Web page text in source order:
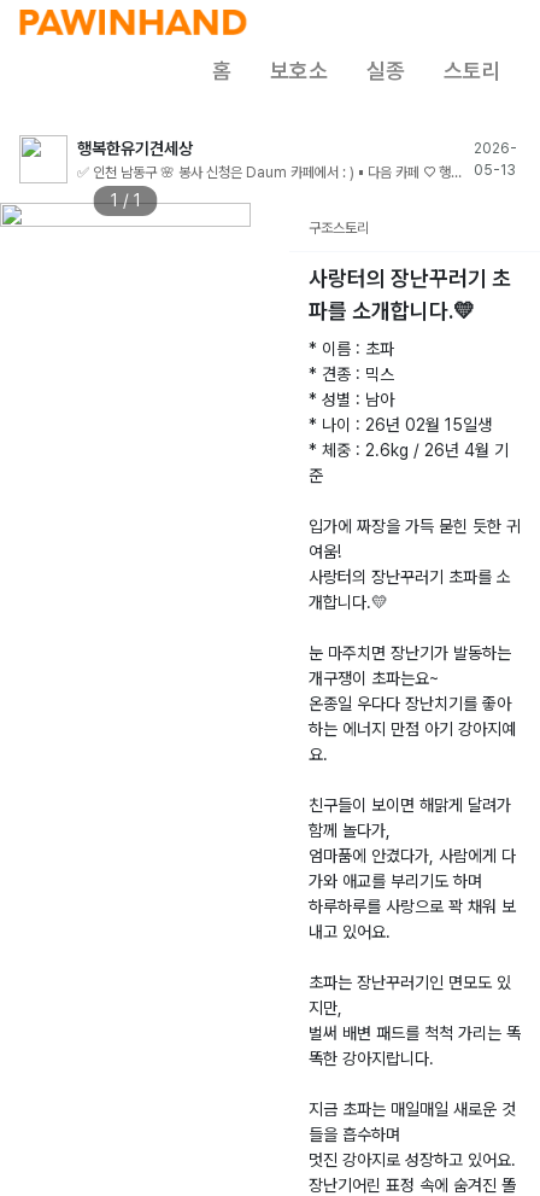
홈 보호소 실종 스토리
행복한유기견세상
✅ 인천 남동구 🌸 봉사 신청은 Daum 카페에서 : ) ▪️ 다음 카페 ♡ 행복
한 유기견 세상 ▪️ http://cafe.daum.net/ccchappydog
2026-
05-13
1 / 1
구조스토리
사랑터의 장난꾸러기 초
파를 소개합니다.💛
* 이름 : 초파
* 견종 : 믹스
* 성별 : 남아
* 나이 : 26년 02월 15일생
* 체중 : 2.6kg / 26년 4월 기
준
입가에 짜장을 가득 묻힌 듯한 귀
여움!
사랑터의 장난꾸러기 초파를 소
개합니다.💛
눈 마주치면 장난기가 발동하는
개구쟁이 초파는요~
온종일 우다다 장난치기를 좋아
하는 에너지 만점 아기 강아지예
요.
친구들이 보이면 해맑게 달려가
함께 놀다가,
엄마품에 안겼다가, 사람에게 다
가와 애교를 부리기도 하며
하루하루를 사랑으로 꽉 채워 보
내고 있어요.
초파는 장난꾸러기인 면모도 있
지만,
벌써 배변 패드를 척척 가리는 똑
똑한 강아지랍니다.
지금 초파는 매일매일 새로운 것
들을 흡수하며
멋진 강아지로 성장하고 있어요.
장난기어린 표정 속에 숨겨진 똘